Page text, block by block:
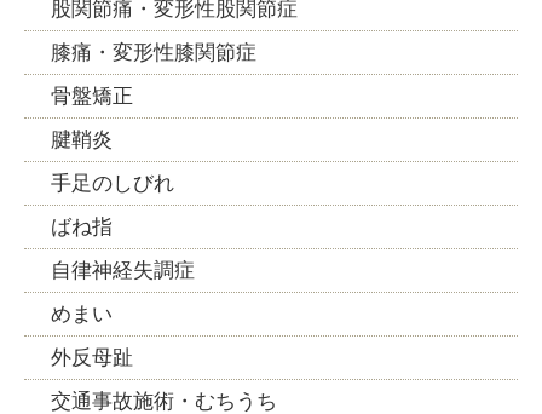
股関節痛・変形性股関節症
膝痛・変形性膝関節症
骨盤矯正
腱鞘炎
手足のしびれ
ばね指
自律神経失調症
めまい
外反母趾
交通事故施術・むちうち